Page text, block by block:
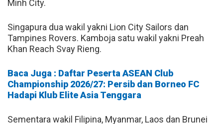
Minh City.
Singapura dua wakil yakni Lion City Sailors dan
Tampines Rovers. Kamboja satu wakil yakni Preah
Khan Reach Svay Rieng.
Baca Juga : Daftar Peserta ASEAN Club
Championship 2026/27: Persib dan Borneo FC
Hadapi Klub Elite Asia Tenggara
Sementara wakil Filipina, Myanmar, Laos dan Brunei